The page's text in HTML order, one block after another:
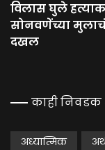
विलास घुले
सोनवणेंच्या
दखल
काही निवडक
अध्यात्मिक